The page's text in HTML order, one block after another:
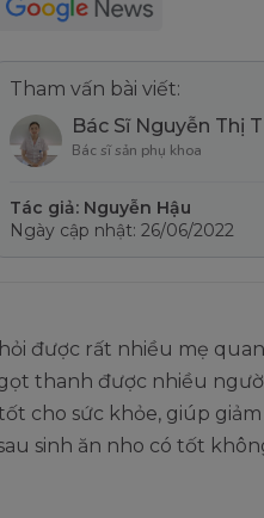
Tham vấn bài viết:
Bác Sĩ Nguyễn Thị
Bác sĩ sản phụ khoa
Tác giả: Nguyễn Hậu
Ngày cập nhật: 26/06/2022
hỏi được rất nhiều mẹ
thanh được nhiều
cho sức khỏe, giúp giảm
sinh ăn nho có tốt